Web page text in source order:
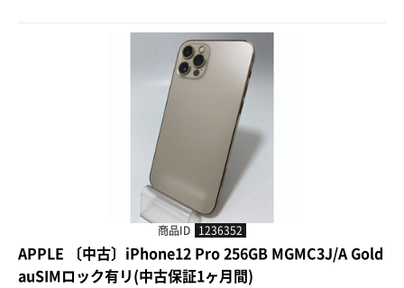
商品ID 1236352
APPLE 〔中古〕iPhone12 Pro 256GB MGMC3J/A Gold
auSIMロック有リ(中古保証1ヶ月間)